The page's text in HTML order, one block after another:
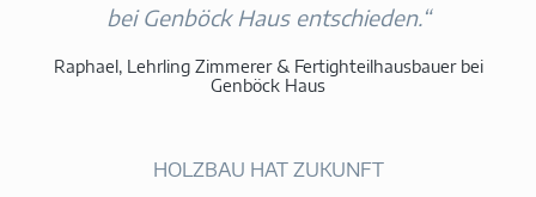
bei Genböck Haus entschieden.“
Raphael, Lehrling Zimmerer & Fertighteilhausbauer bei
Genböck Haus
HOLZBAU HAT ZUKUNFT